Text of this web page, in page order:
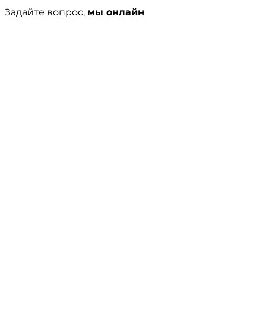
Задайте вопрос, мы онлайн